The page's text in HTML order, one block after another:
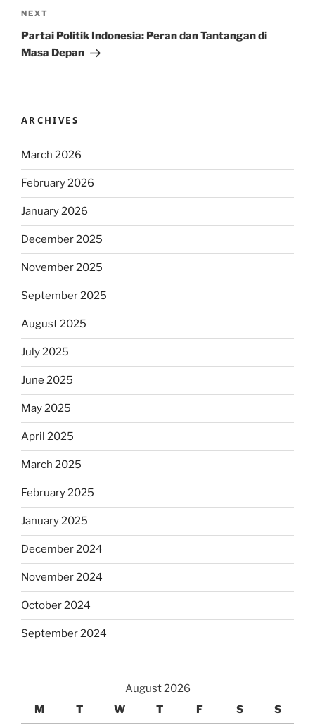
Next
Post
NEXT
Partai Politik Indonesia: Peran dan Tantangan di
Masa Depan
ARCHIVES
March 2026
February 2026
January 2026
December 2025
November 2025
September 2025
August 2025
July 2025
June 2025
May 2025
April 2025
March 2025
February 2025
January 2025
December 2024
November 2024
October 2024
September 2024
August 2026
M
T W T F S S